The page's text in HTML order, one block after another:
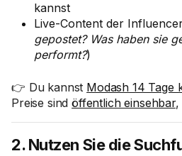
kannst
Live-Content der
gepostet? Was haben sie
performt?)
👉 Du kannst Modash 14 Tage
Preise sindöffentlich einsehbar,
2. Nutzen Sie die